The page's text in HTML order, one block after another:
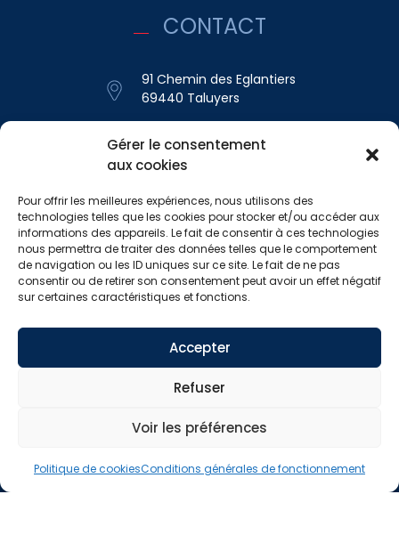
Gérer le consentement
aux cookies
Pour offrir les meilleures expériences, nous utilisons des
technologies telles que les cookies pour stocker et/ou accéder aux
informations des appareils. Le fait de consentir à ces technologies
nous permettra de traiter des données telles que le comportement
de navigation ou les ID uniques sur ce site. Le fait de ne pas
consentir ou de retirer son consentement peut avoir un effet négatif
sur certaines caractéristiques et fonctions.
Accepter
Refuser
Voir les préférences
Politique de cookiesConditions générales de fonctionnement
CONTACT
91 Chemin des Eglantiers
69440 Taluyers
contact@design1-618.fr
04 26 55 25 51
SUIVEZ-NOUS
fonctionnement